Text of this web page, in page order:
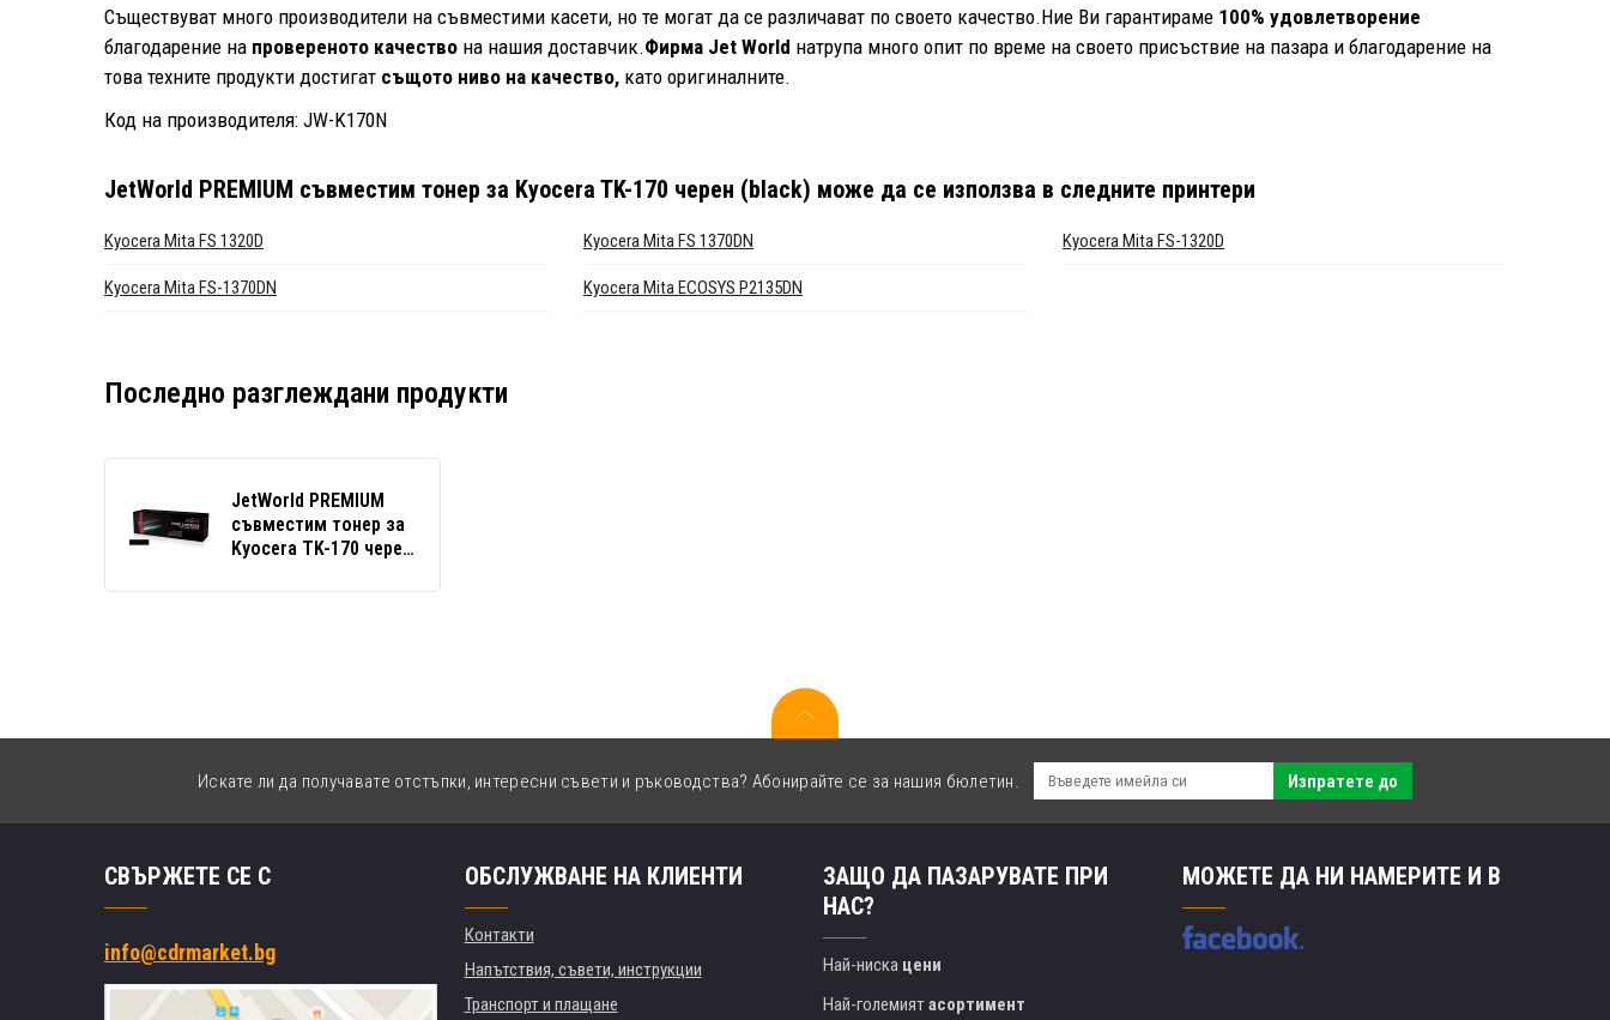
Съществуват много производители на съвместими касети, но те могат да се различават по своето качество.Ние Ви гарантираме 100% удовлетворение
благодарение на провереното качество на нашия доставчик.Фирма Jet World натрупа много опит по време на своето присъствие на пазара и благодарение на
това техните продукти достигат същото ниво на качество, като оригиналните.
Код на производителя: JW-K170N
JetWorld PREMIUM съвместим тонер за Kyocera TK-170 черен (black) може да се използва в следните принтери
Kyocera Mita FS 1320D Kyocera Mita FS 1370DN Kyocera Mita FS-1320D
Kyocera Mita FS-1370DN Kyocera Mita ECOSYS P2135DN
Последно разглеждани продукти
JetWorld PREMIUM
съвместим тонер за
Kyocera TK-170 черен
Искате ли да получавате отстъпки, интересни съвети и ръководства? Абонирайте се за нашия бюлетин. Изпратете до
СВЪРЖЕТЕ СЕ С
info@cdrmarket.bg
ОБСЛУЖВАНЕ НА КЛИЕНТИ
Контакти
Напътствия, съвети, инструкции
Транспорт и плащане
ЗАЩО ДА ПАЗАРУВАТЕ ПРИ
НАС?
Най-ниска цени
Най-големиятасортимент
МОЖЕТЕ ДА НИ НАМЕРИТЕ И В